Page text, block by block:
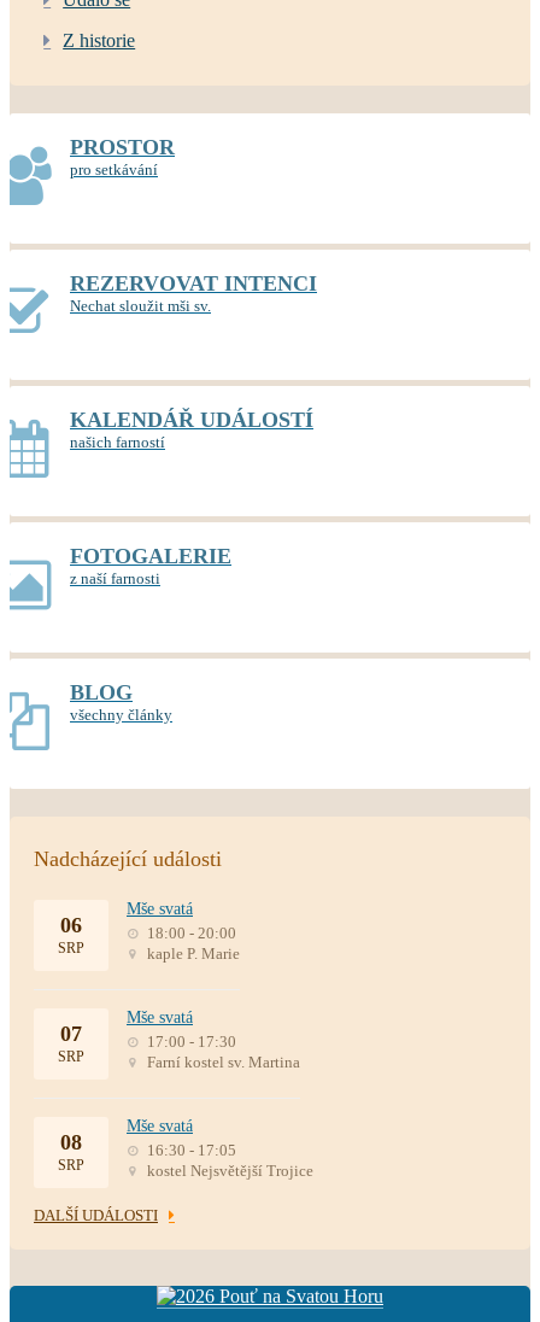
Z historie
PROSTOR
pro setkávání
REZERVOVAT INTENCI
Nechat sloužit mši sv.
KALENDÁŘ UDÁLOSTÍ
našich farností
FOTOGALERIE
z naší farnosti
BLOG
všechny články
Nadcházející události
06
SRP
Mše svatá
18:00 - 20:00
kaple P. Marie
07
SRP
Mše svatá
17:00 - 17:30
Farní kostel sv. Martina
08
SRP
Mše svatá
16:30 - 17:05
kostel Nejsvětější Trojice
DALŠÍ UDÁLOSTI